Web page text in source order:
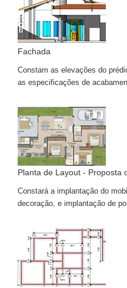
Fachada
Constam as elevações do
as especificações de
Planta de Layout - Proposta
Constará a implantação do
decoração, e implantação de